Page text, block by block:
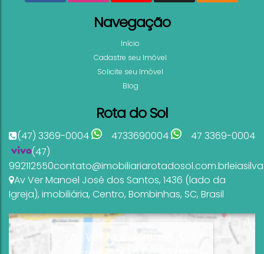
Navegação
Início
Cadastre seu Imóvel
Solicite seu Imóvel
Blog
Rota do Sol
(47) 3369-0004 4733690004
47 3369-0004
(47)
992112550contato@imobiliariarotadosol.com.br
Av Ver Manoel José dos Santos, 1436 (lado da
Igreja), imobiliária, Centro, Bombinhas, SC, Brasil
Av Ver Manoel José dos